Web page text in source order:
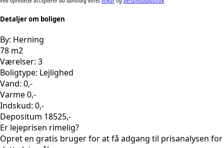
Detaljer om boligen
By: Herning
78 m2
Værelser: 3
Boligtype: Lejlighed
Vand: 0,-
Varme 0,-
Indskud: 0,-
Depositum 18525,-
Er lejeprisen rimelig?
Opret en gratis bruger for at få adgang til prisanalysen for